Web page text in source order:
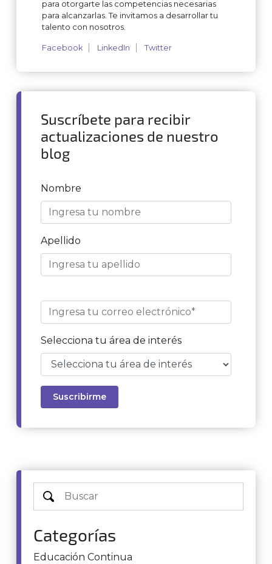
Categorías
Educación Continua
para otorgarte las competencias necesarias
para alcanzarlas. Te invitamos a desarrollar tu
talento con nosotros.
Facebook LinkedIn Twitter
Suscríbete para recibir
actualizaciones de nuestro
blog
Nombre
Apellido
Selecciona tu área de interés